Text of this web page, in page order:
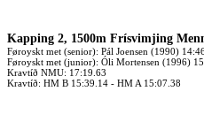
Kapping 2, 1500m Frísvimjing
Føroyskt met (senior): Pál Joensen (1990)
Føroyskt met (junior): Óli Mortensen (1996)
Kravtíð NMU: 17:19.63
Kravtíð: HM B 15:39.14 - HM A 15:07.38